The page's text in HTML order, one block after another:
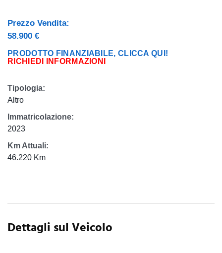
Prezzo Vendita:
58.900 €
PRODOTTO FINANZIABILE, CLICCA QUI!
RICHIEDI INFORMAZIONI
Tipologia:
Altro
Immatricolazione:
2023
Km Attuali:
46.220 Km
Dettagli sul Veicolo